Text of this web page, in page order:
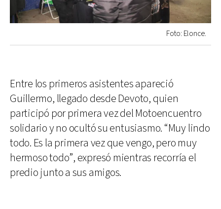
Foto: Elonce.
Entre los primeros asistentes apareció
Guillermo, llegado desde Devoto, quien
participó por primera vez del Motoencuentro
solidario y no ocultó su entusiasmo. “Muy lindo
todo. Es la primera vez que vengo, pero muy
hermoso todo”, expresó mientras recorría el
predio junto a sus amigos.